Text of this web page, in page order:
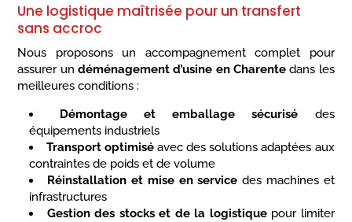
Une logistique maîtrisée pour un transfert
sans accroc
Nous proposons un accompagnement complet pour
assurer undéménagement d’usine en Charentedans les
meilleures conditions :
Démontage et emballage sécurisé des
équipements industriels
Transport optimiséavec des solutions adaptées aux
contraintes de poids et de volume
Réinstallation et mise en service des machines et
infrastructures
Gestion des stocks et de la logistiquepour limiter